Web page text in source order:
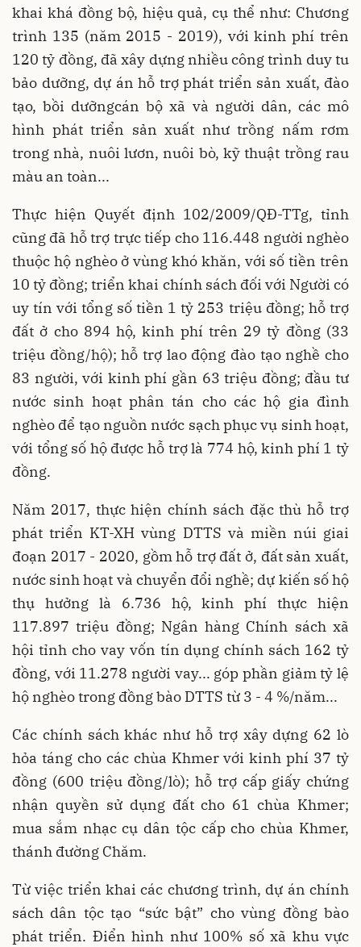
khai khá đồng bộ, hiệu quả, cụ thể như: Chương
trình 135 (năm 2015 - 2019), với kinh phí trên
120 tỷ đồng, đã xây dựng nhiều công trình duy tu
bảo dưỡng, dự án hỗ trợ phát triển sản xuất, đào
tạo, bồi dưỡngcán bộ xã và người dân, các mô
hình phát triển sản xuất như trồng nấm rơm
trong nhà, nuôi lươn, nuôi bò, kỹ thuật trồng rau
màu an toàn...
Thực hiện Quyết định 102/2009/QĐ-TTg, tỉnh
cũng đã hỗ trợ trực tiếp cho 116.448 người nghèo
thuộc hộ nghèo ở vùng khó khăn, với số tiền trên
10 tỷ đồng; triển khai chính sách đối với Người có
uy tín với tổng số tiền 1 tỷ 253 triệu đồng; hỗ trợ
đất ở cho 894 hộ, kinh phí trên 29 tỷ đồng (33
triệu đồng/hộ); hỗ trợ lao động đào tạo nghề cho
83 người, với kinh phí gần 63 triệu đồng; đầu tư
nước sinh hoạt phân tán cho các hộ gia đình
nghèo để tạo nguồn nước sạch phục vụ sinh hoạt,
với tổng số hộ được hỗ trợ là 774 hộ, kinh phí 1 tỷ
đồng.
Năm 2017, thực hiện chính sách đặc thù hỗ trợ
phát triển KT-XH vùng DTTS và miền núi giai
đoạn 2017 - 2020, gồm hỗ trợ đất ở, đất sản xuất,
nước sinh hoạt và chuyển đổi nghề; dự kiến số hộ
thụ hưởng là 6.736 hộ, kinh phí thực hiện
117.897 triệu đồng; Ngân hàng Chính sách xã
hội tỉnh cho vay vốn tín dụng chính sách 162 tỷ
đồng, với 11.278 người vay... góp phần giảm tỷ lệ
hộ nghèo trong đồng bào DTTS từ 3 - 4 %/năm...
Các chính sách khác như hỗ trợ xây dựng 62 lò
hỏa táng cho các chùa Khmer với kinh phí 37 tỷ
đồng (600 triệu đồng/lò); hỗ trợ cấp giấy chứng
nhận quyền sử dụng đất cho 61 chùa Khmer;
mua sắm nhạc cụ dân tộc cấp cho chùa Khmer,
thánh đường Chăm.
Từ việc triển khai các chương trình, dự án chính
sách dân tộc tạo “sức bật” cho vùng đồng bào
phát triển. Điển hình như 100% số xã khu vực